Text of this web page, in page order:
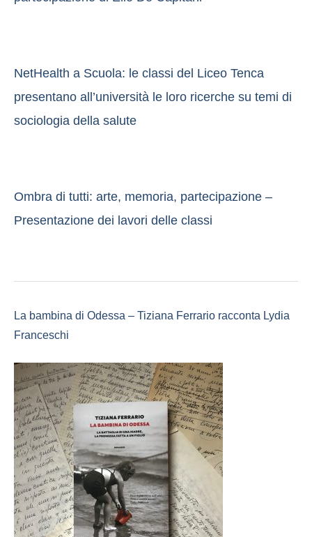
NetHealth a Scuola: le classi del Liceo Tenca
presentano all’università le loro ricerche su temi di
sociologia della salute
Ombra di tutti: arte, memoria, partecipazione –
Presentazione dei lavori delle classi
La bambina di Odessa – Tiziana Ferrario racconta Lydia
Franceschi